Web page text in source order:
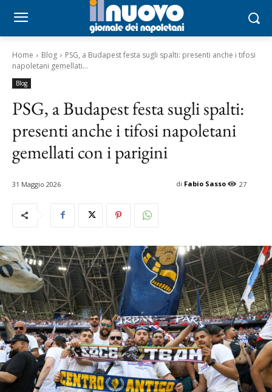
Home Blog
PSG, a Budapest festa sugli spalti: presenti anche i tifosi
napoletani gemellati...
Blog
PSG, a Budapest festa sugli spalti:
presenti anche i tifosi napoletani
gemellati con i parigini
31 Maggio 2026 27
di Fabio Sasso